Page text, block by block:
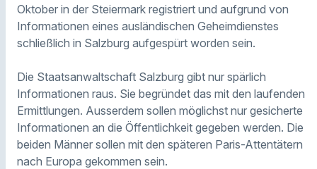
Oktober in der Steiermark registriert und aufgrund von
Informationen eines ausländischen Geheimdienstes
schließlich in Salzburg aufgespürt worden sein.
Die Staatsanwaltschaft Salzburg gibt nur spärlich
Informationen raus. Sie begründet das mit den laufenden
Ermittlungen. Ausserdem sollen möglichst nur gesicherte
Informationen an die Öffentlichkeit gegeben werden. Die
beiden Männer sollen mit den späteren Paris-Attentätern
nach Europa gekommen sein.